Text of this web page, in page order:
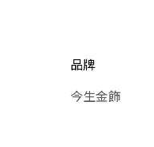
品牌
今生金飾